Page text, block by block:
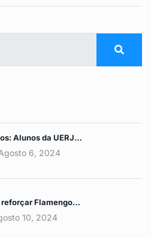
Alunos da UERJ…
6, 2024
reforçar Flamengo…
10, 2024